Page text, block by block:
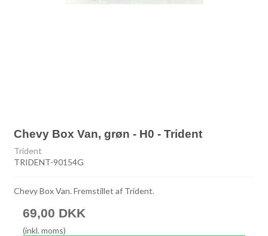
Chevy Box Van, grøn - H0 - Trident
Trident
TRIDENT-90154G
Chevy Box Van. Fremstillet af Trident.
69,00 DKK
(inkl. moms)